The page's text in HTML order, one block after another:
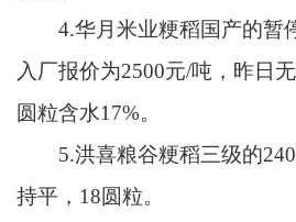
4.华月米业粳稻国产的暂
入厂报价为2500元/吨，昨日
圆粒含水17%。
5.洪喜粮谷粳稻三级的
持平，18圆粒。